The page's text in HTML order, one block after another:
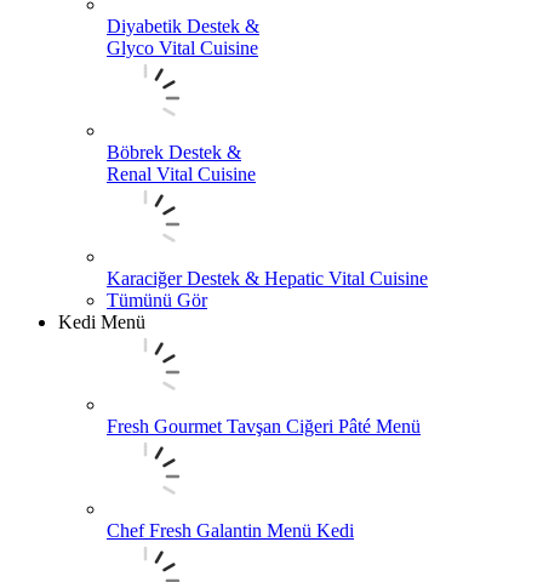
Diyabetik Destek &
Glyco Vital Cuisine
Böbrek Destek &
Renal Vital Cuisine
Karaciğer Destek & Hepatic Vital Cuisine
Tümünü Gör
Kedi Menü
Fresh Gourmet Tavşan Ciğeri Pâté Menü
Chef Fresh Galantin Menü Kedi